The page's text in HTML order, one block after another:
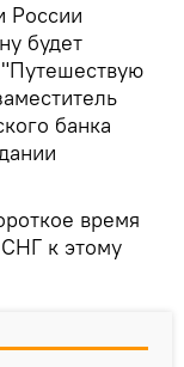
России
будет
банка
время
к этому